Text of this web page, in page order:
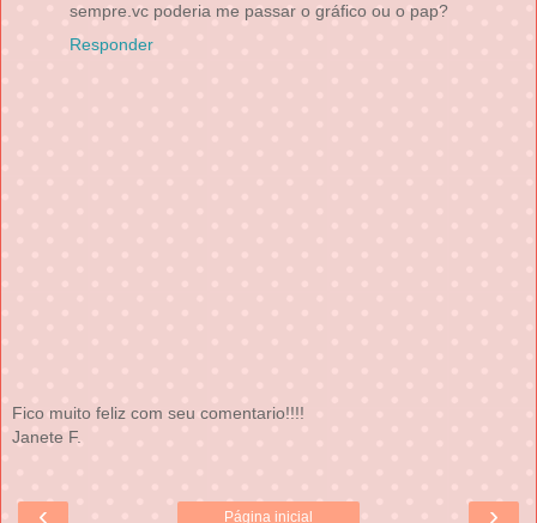
sempre.vc poderia me passar o gráfico ou o pap?
Responder
Fico muito feliz com seu comentario!!!!
Janete F.
‹ ›
Página inicial